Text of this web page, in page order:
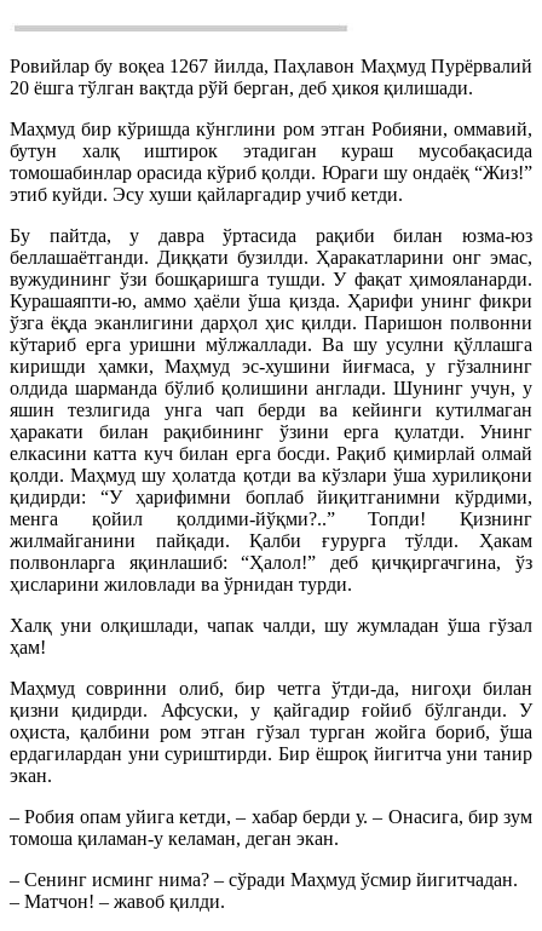
Ровийлар бу воқеа 1267 йилда, Паҳлавон Маҳмуд Пурёрвалий
20 ёшга тўлган вақтда рўй берган, деб ҳикоя қилишади.
Маҳмуд бир кўришда кўнглини ром этган Робияни, оммавий,
бутун халқ иштирок этадиган кураш мусобақасида
томошабинлар орасида кўриб қолди. Юраги шу ондаёқ “Жиз!”
этиб куйди. Эсу хуши қайларгадир учиб кетди.
Бу пайтда, у давра ўртасида рақиби билан юзма-юз
беллашаётганди. Диққати бузилди. Ҳаракатларини онг эмас,
вужудининг ўзи бошқаришга тушди. У фақат ҳимояланарди.
Курашаяпти-ю, аммо ҳаёли ўша қизда. Ҳарифи унинг фикри
ўзга ёқда эканлигини дарҳол ҳис қилди. Паришон полвонни
кўтариб ерга уришни мўлжаллади. Ва шу усулни қўллашга
киришди ҳамки, Маҳмуд эс-хушини йиғмаса, у гўзалнинг
олдида шарманда бўлиб қолишини англади. Шунинг учун, у
яшин тезлигида унга чап берди ва кейинги кутилмаган
ҳаракати билан рақибининг ўзини ерга қулатди. Унинг
елкасини катта куч билан ерга босди. Рақиб қимирлай олмай
қолди. Маҳмуд шу ҳолатда қотди ва кўзлари ўша хурилиқони
қидирди: “У ҳарифимни боплаб йиқитганимни кўрдими,
менга қойил қолдими-йўқми?..” Топди! Қизнинг
жилмайганини пайқади. Қалби ғурурга тўлди. Ҳакам
полвонларга яқинлашиб: “Ҳалол!” деб қичқиргачгина, ўз
ҳисларини жиловлади ва ўрнидан турди.
Халқ уни олқишлади, чапак чалди, шу жумладан ўша гўзал
ҳам!
Маҳмуд совринни олиб, бир четга ўтди-да, нигоҳи билан
қизни қидирди. Афсуски, у қайгадир ғойиб бўлганди. У
оҳиста, қалбини ром этган гўзал турган жойга бориб, ўша
ердагилардан уни суриштирди. Бир ёшроқ йигитча уни танир
экан.
– Робия опам уйига кетди, – хабар берди у. – Онасига, бир зум
томоша қиламан-у келаман, деган экан.
– Сенинг исминг нима? – сўради Маҳмуд ўсмир йигитчадан.
– Матчон! – жавоб қилди.